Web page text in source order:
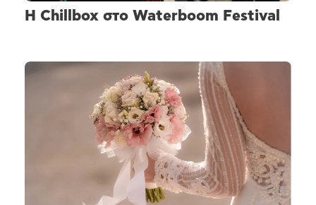
H Chillbox στο Waterboom Festival